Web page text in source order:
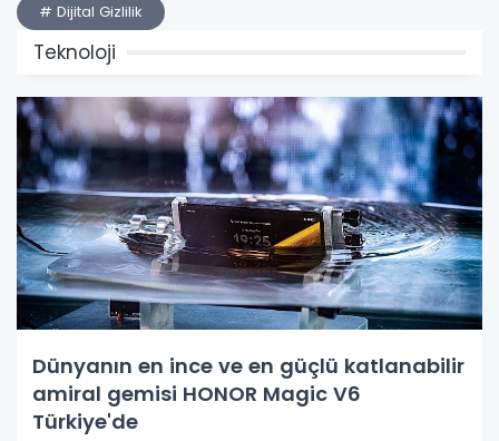
# Dijital Gizlilik
Teknoloji
Dünyanın en ince ve en güçlü katlanabilir
amiral gemisi HONOR Magic V6
Türkiye'de